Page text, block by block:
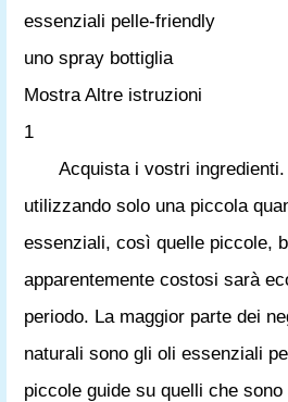
essenziali pelle-friendly
uno spray bottiglia
Mostra Altre istruzioni
1
Acquista i vostri
utilizzando solo una piccola
essenziali, così quelle piccole,
apparentemente costosi sarà
periodo. La maggior parte dei
naturali sono gli oli essenziali
piccole guide su quelli che